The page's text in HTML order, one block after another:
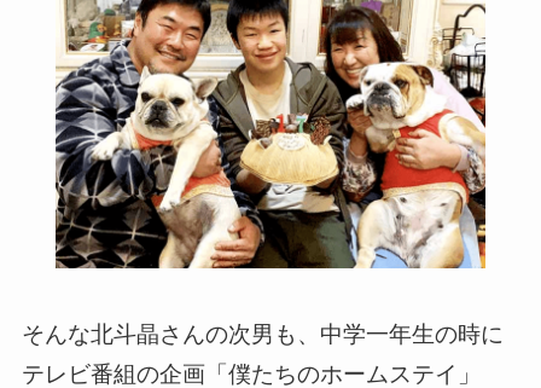
そんな北斗晶さんの次男も、中学一年生の時に
テレビ番組の企画「僕たちのホームステイ」